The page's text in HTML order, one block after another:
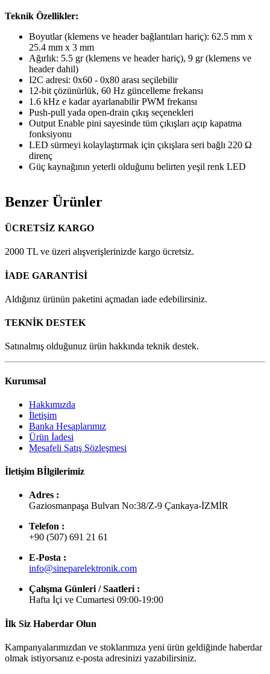
Teknik Özellikler:
Boyutlar (klemens ve header bağlantıları hariç): 62.5 mm x
25.4 mm x 3 mm
Ağırlık: 5.5 gr (klemens ve header hariç), 9 gr (klemens ve
header dahil)
I2C adresi: 0x60 - 0x80 arası seçilebilir
12-bit çözünürlük, 60 Hz güncelleme frekansı
1.6 kHz e kadar ayarlanabilir PWM frekansı
Push-pull yada open-drain çıkış seçenekleri
Output Enable pini sayesinde tüm çıkışları açıp kapatma
fonksiyonu
LED sürmeyi kolaylaştırmak için çıkışlara seri bağlı 220 Ω
direnç
Güç kaynağının yeterli olduğunu belirten yeşil renk LED
Benzer Ürünler
ÜCRETSİZ KARGO
2000 TL ve üzeri alışverişlerinizde kargo ücretsiz.
İADE GARANTİSİ
Aldığınız ürünün paketini açmadan iade edebilirsiniz.
TEKNİK DESTEK
Satınalmış olduğunuz ürün hakkında teknik destek.
Kurumsal
Hakkımızda
İletişim
Banka Hesaplarımız
Ürün İadesi
Mesafeli Satış Sözleşmesi
İletişim Bİlgilerimiz
Adres :
Gaziosmanpaşa Bulvarı No:38/Z-9 Çankaya-İZMİR
Telefon :
+90 (507) 691 21 61
E-Posta :
info@sineparelektronik.com
Çalışma Günleri / Saatleri :
Hafta İçi ve Cumartesi 09:00-19:00
İlk Siz Haberdar Olun
Kampanyalarımızdan ve stoklarımıza yeni ürün geldiğinde haberdar
olmak istiyorsanız e-posta adresinizi yazabilirsiniz.